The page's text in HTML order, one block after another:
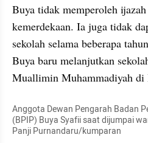
Buya tidak memperoleh
kemerdekaan. Ia juga tidak
sekolah selama beberapa
Buya baru melanjutkan
Muallimin Muhammadiyah di
Anggota Dewan Pengarah Badan
(BPIP) Buya Syafii saat dijumpai
Panji Purnandaru/kumparan